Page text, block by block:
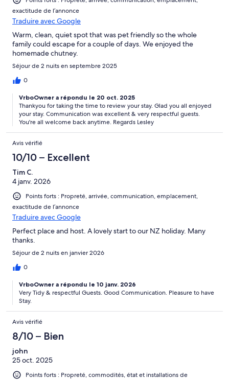
exactitude de l’annonce
Traduire avec Google
Warm, clean, quiet spot that was pet friendly so the whole
family could escape for a couple of days. We enjoyed the
homemade chutney.
Séjour de 2 nuits en septembre 2025
0
VrboOwner a répondu le 20 oct. 2025
Thankyou for taking the time to review your stay. Glad you all enjoyed
your stay. Communication was excellent & very respectful guests.
You're all welcome back anytime. Regards Lesley
Avis vérifié
10/10 – Excellent
Tim C.
4 janv. 2026
Points forts : Propreté, arrivée, communication, emplacement,
exactitude de l’annonce
Traduire avec Google
Perfect place and host. A lovely start to our NZ holiday. Many
thanks.
Séjour de 2 nuits en janvier 2026
0
VrboOwner a répondu le 10 janv. 2026
Very Tidy & respectful Guests. Good Communication. Pleasure to have
Stay.
Avis vérifié
8/10 – Bien
john
25 oct. 2025
Points forts : Propreté, commodités, état et installations de